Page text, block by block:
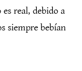
real, debido a
siempre bebían